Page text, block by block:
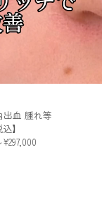
血 腫れ等
】